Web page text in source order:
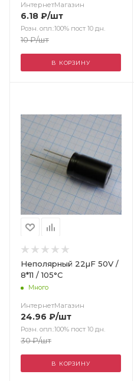
ИнтернетМагазин
6.18 ₽/шт
Розн. опл.:100% пост 10 дн.
10₽/шт
В КОРЗИНУ
Неполярный 22µF 50V /
8*11 / 105°C
Много
ИнтернетМагазин
24.96 ₽/шт
Розн. опл.:100% пост 10 дн.
30₽/шт
В КОРЗИНУ